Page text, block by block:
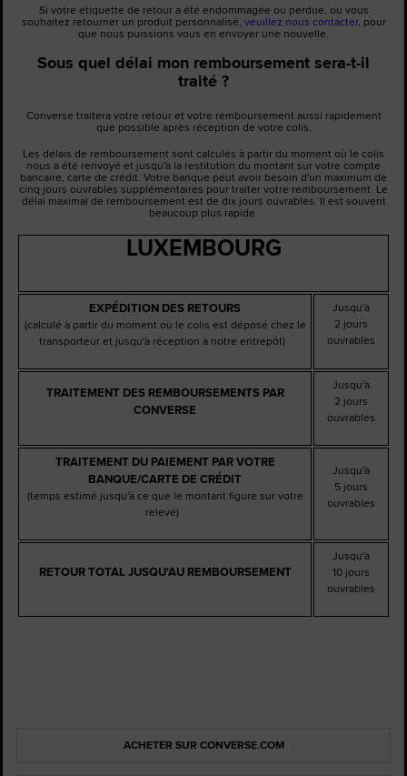
Si votre étiquette de retour a été endommagée ou perdue, ou vous
souhaitez retourner un produit personnalisé, veuillez nous contacter, pour
que nous puissions vous en envoyer une nouvelle.
Sous quel délai mon remboursement sera-t-il
traité ?
Converse traitera votre retour et votre remboursement aussi rapidement
que possible après réception de votre colis.
Les délais de remboursement sont calculés à partir du moment où le colis
nous a été renvoyé et jusqu'à la restitution du montant sur votre compte
bancaire, carte de crédit. Votre banque peut avoir besoin d'un maximum de
cinq jours ouvrables supplémentaires pour traiter votre remboursement. Le
délai maximal de remboursement est de dix jours ouvrables. Il est souvent
beaucoup plus rapide.
LUXEMBOURG
EXPÉDITION DES RETOURS
(calculé à partir du moment où le colis est déposé chez le
transporteur et jusqu'à réception à notre entrepôt)
Jusqu'à
2 jours
ouvrables
TRAITEMENT DES REMBOURSEMENTS PAR
CONVERSE
Jusqu'à
2 jours
ouvrables
TRAITEMENT DU PAIEMENT PAR VOTRE
BANQUE/CARTE DE CRÉDIT
(temps estimé jusqu'à ce que le montant figure sur votre
relevé)
Jusqu'à
5 jours
ouvrables
RETOUR TOTAL JUSQU'AU REMBOURSEMENT
Jusqu'à
10 jours
ouvrables
ACHETER SUR CONVERSE.COM